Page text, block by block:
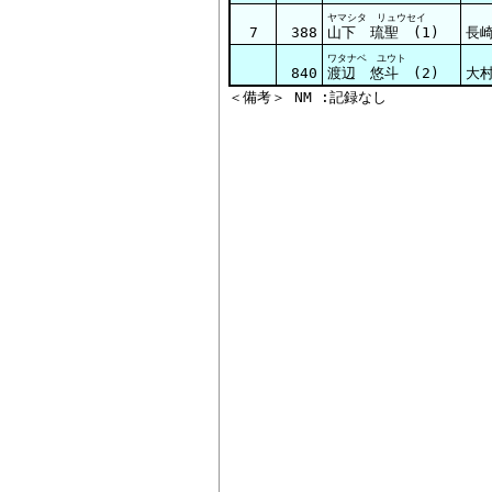
7 388
ヤマシタ リュウセイ
山下 琉聖 (1) 長
840
ワタナベ ユウト
渡辺 悠斗 (2) 大